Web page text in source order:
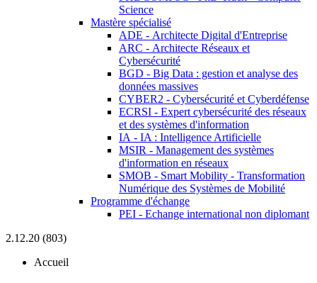
Science
Mastère spécialisé
ADE - Architecte Digital d'Entreprise
ARC - Architecte Réseaux et
Cybersécurité
BGD - Big Data : gestion et analyse des
données massives
CYBER2 - Cybersécurité et Cyberdéfense
ECRSI - Expert cybersécurité des réseaux
et des systèmes d'information
IA - IA : Intelligence Artificielle
MSIR - Management des systèmes
d'information en réseaux
SMOB - Smart Mobility - Transformation
Numérique des Systèmes de Mobilité
Programme d'échange
PEI - Echange international non diplomant
2.12.20 (803)
Accueil